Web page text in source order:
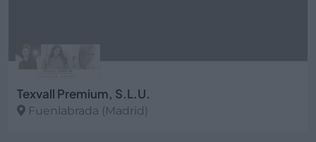
Texvall Premium, S.L.U.
Fuenlabrada (Madrid)